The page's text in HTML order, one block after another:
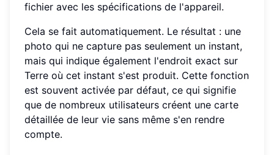
fichier avec les spécifications de l'appareil.
Cela se fait automatiquement. Le résultat : une
photo qui ne capture pas seulement un instant,
mais qui indique également l'endroit exact sur
Terre où cet instant s'est produit. Cette fonction
est souvent activée par défaut, ce qui signifie
que de nombreux utilisateurs créent une carte
détaillée de leur vie sans même s'en rendre
compte.